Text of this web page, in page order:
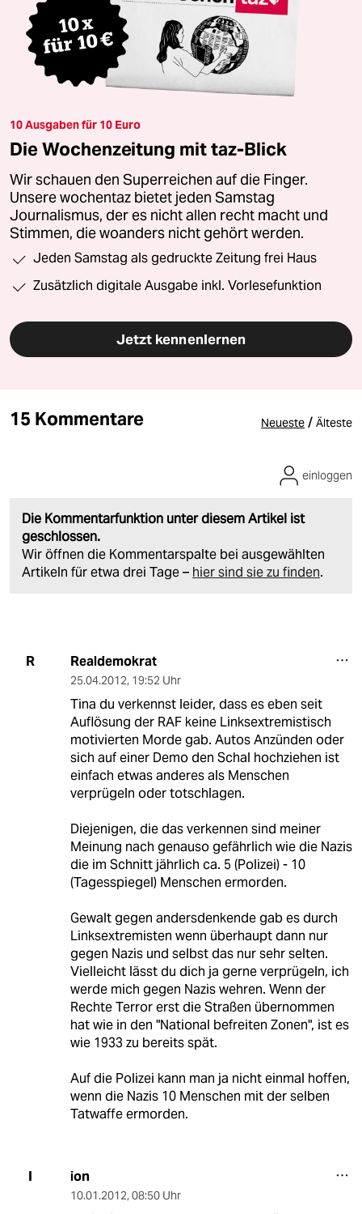
10 Ausgaben für 10 Euro
Die Wochenzeitung mit taz-Blick
Wir schauen den Superreichen auf die Finger.
Unsere wochentaz bietet jeden Samstag
Journalismus, der es nicht allen recht macht und
Stimmen, die woanders nicht gehört werden.
Jeden Samstag als gedruckte Zeitung frei Haus
Zusätzlich digitale Ausgabe inkl. Vorlesefunktion
Jetzt kennenlernen
15 Kommentare Neueste / Älteste
Die Kommentarfunktion unter diesem Artikel ist
geschlossen.
Wir öffnen die Kommentarspalte bei ausgewählten
Artikeln für etwa drei Tage – hier sind sie zu finden.
einloggen
R Realdemokrat
25.04.2012, 19:52 Uhr
Tina du verkennst leider, dass es eben seit
Auflösung der RAF keine Linksextremistisch
motivierten Morde gab. Autos Anzünden oder
sich auf einer Demo den Schal hochziehen ist
einfach etwas anderes als Menschen
verprügeln oder totschlagen.
Diejenigen, die das verkennen sind meiner
Meinung nach genauso gefährlich wie die Nazis
die im Schnitt jährlich ca. 5 (Polizei) - 10
(Tagesspiegel) Menschen ermorden.
Gewalt gegen andersdenkende gab es durch
Linksextremisten wenn überhaupt dann nur
gegen Nazis und selbst das nur sehr selten.
Vielleicht lässt du dich ja gerne verprügeln, ich
werde mich gegen Nazis wehren. Wenn der
Rechte Terror erst die Straßen übernommen
hat wie in den "National befreiten Zonen", ist es
wie 1933 zu bereits spät.
Auf die Polizei kann man ja nicht einmal hoffen,
wenn die Nazis 10 Menschen mit der selben
Tatwaffe ermorden.
I ion
10.01.2012, 08:50 Uhr